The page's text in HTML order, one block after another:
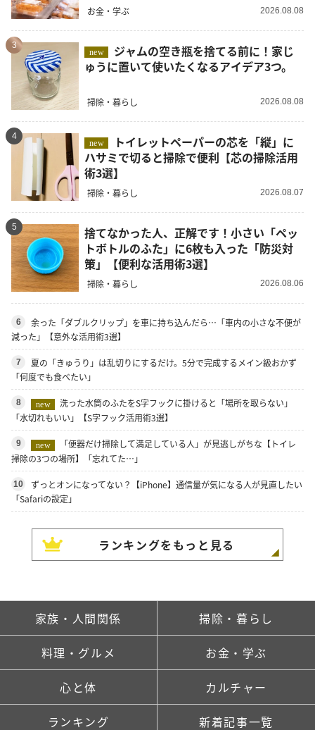
お金・学ぶ 2026.08.08
3
new
ゅうに置いて使いたくなるアイデア3つ。
掃除・暮らし 2026.08.08
4
new
ハサミで切ると掃除で便利【芯の掃除活用
術3選】
掃除・暮らし 2026.08.07
5
捨てなかった人、正解です！小さい「ペッ
トボトルのふた」に6枚も入った「防災対
策」【便利な活用術3選】
掃除・暮らし 2026.08.06
6
余った「ダブルクリップ」を車に持ち込んだら…「車内の小さな不便が
減った」【意外な活用術3選】
7
夏の「きゅうり」は乱切りにするだけ。5分で完成するメイン級おかず
「何度でも食べたい」
8 new
洗った水筒のふたをS字フックに掛けると「場所を取らない」
「水切れもいい」【S字フック活用術3選】
9 new
「便器だけ掃除して満足している人」が見逃しがちな【トイレ
掃除の3つの場所】「忘れてた…」
10
ずっとオンになってない？【iPhone】通信量が気になる人が見直したい
「Safariの設定」
ランキングをもっと見る
家族・人間関係 掃除・暮らし
料理・グルメ お金・学ぶ
心と体 カルチャー
ランキング 新着記事一覧